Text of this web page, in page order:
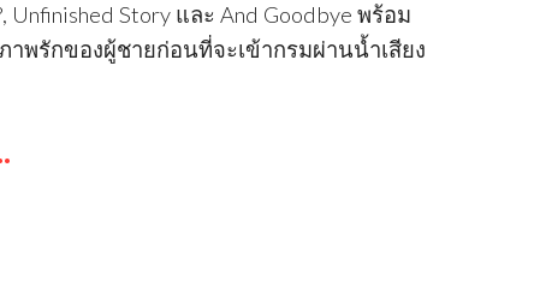
Unfinished Story และ And Goodbye พร้อม
าพรักของผู้ชายก่อนที่จะเข้ากรมผ่านน้ำเสียง